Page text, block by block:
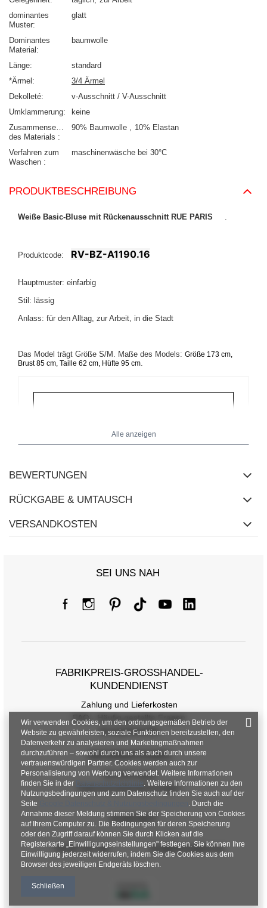
dominantes
Muster
glatt
Dominantes
Material
baumwolle
Länge
standard
*Ärmel
3/4 Ärmel
Dekolleté
v-Ausschnitt / V-Ausschnitt
Umklammerung
keine
Zusammensetzung
des Materials
90% Baumwolle 10% Elastan
Verfahren zum
Waschen
maschinenwäsche bei 30°C
PRODUKTBESCHREIBUNG
Weiße Basic-Bluse mit Rückenausschnitt RUE PARIS .
Produktcode: RV-BZ-A1190.16
Hauptmuster: einfarbig
Stil: lässig
Anlass: für den Alltag, zur Arbeit, in die Stadt
Das Model trägt Größe S/M. Maße des Models: Größe 173 cm,
Brust 85 cm, Taille 62 cm, Hüfte 95 cm.
Größentabelle
[A] Brustumfang 86
[D] Gesamtlänge 65 64
[E] Ärmellänge 44
Alle anzeigen
BEWERTUNGEN
RÜCKGABE & UMTAUSCH
VERSANDKOSTEN
SEI UNS NAH
FABRIKPREIS-GROSSHANDEL-K
UNDENDIENST
Zahlung und Lieferkosten
FAQ - Häufig gestellte Fragen
Rückgabepolitik
INFORMATIONEN
Verordnungen
Datenschutzbestimmungen
KONTAKT
+48 601 547 740 hurt@factoryprice.eu
Wir verwenden Cookies, um den ordnungsgemäßen Betrieb der
Website zu gewährleisten, soziale Funktionen bereitzustellen, den
Datenverkehr zu analysieren und Marketingmaßnahmen
durchzuführen – sowohl durch uns als auch durch unsere
vertrauenswürdigen Partner. Cookies werden auch zur
Personalisierung von Werbung verwendet. Weitere Informationen
finden Sie in der
Datenschutzrichtlinie. Weitere Informationen zu den
Nutzungsbedingungen und zum Datenschutz finden Sie auch auf der
Seite
. Durch die
Annahme dieser Meldung stimmen Sie der Speicherung von Cookies
auf Ihrem Computer zu. Die Bedingungen für deren Speicherung
oder den Zugriff darauf können Sie durch Klicken auf die
Registerkarte „Einwilligungseinstellungen" festlegen. Sie können Ihre
Einwilligung jederzeit widerrufen, indem Sie die Cookies aus dem
Browser des jeweiligen Endgeräts löschen.
Schließen